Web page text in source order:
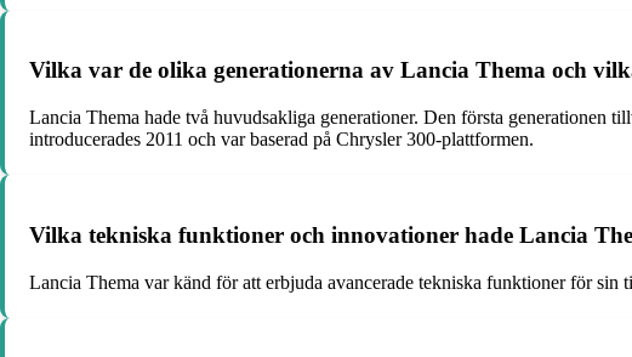
Vilka var de olika generationerna av Lancia Thema och
Lancia Thema hade två huvudsakliga generationer. Den första generationen
introducerades 2011 och var baserad på Chrysler 300-plattformen.
Vilka tekniska funktioner och innovationer hade Lancia
Lancia Thema var känd för att erbjuda avancerade tekniska funktioner för